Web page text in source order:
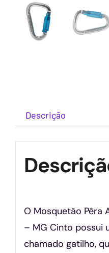
Descrição
O Mosquetão Pêra
– MG Cinto possui
chamado gatilho,